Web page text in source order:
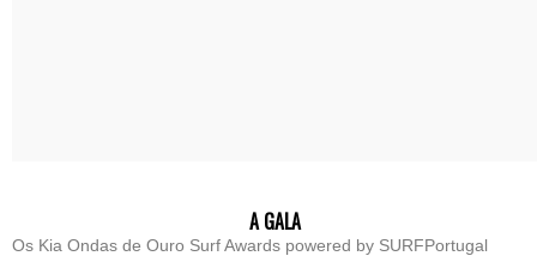
A GALA
Os Kia Ondas de Ouro Surf Awards powered by SURFPortugal